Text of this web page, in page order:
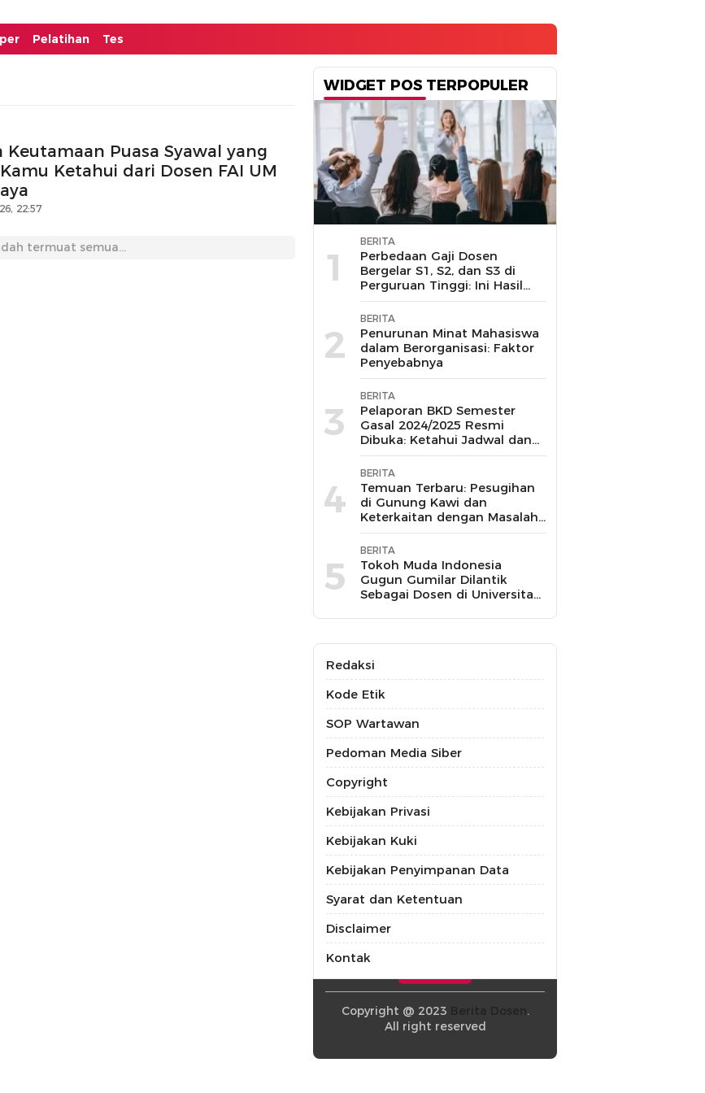
Pelatihan Tes
Keutamaan Puasa Syawal yang
Ketahui dari Dosen FAI UM
22:57
termuat semua...
WIDGET POS TERPOPULER
1
BERITA
Perbedaan Gaji Dosen
Bergelar S1, S2, dan S3 di
Perguruan Tinggi: Ini Hasil
Penelusuran
2
BERITA
Penurunan Minat Mahasiswa
dalam Berorganisasi: Faktor
Penyebabnya
3
BERITA
Pelaporan BKD Semester
Gasal 2024/2025 Resmi
Dibuka: Ketahui Jadwal dan
Prosesnya
4
BERITA
Temuan Terbaru: Pesugihan
di Gunung Kawi dan
Keterkaitan dengan Masalah
Kesehatan Mental
5
BERITA
Tokoh Muda Indonesia
Gugun Gumilar Dilantik
Sebagai Dosen di Universitas
Berbagai Mata Kuliah
Redaksi
Kode Etik
SOP Wartawan
Pedoman Media Siber
Copyright
Kebijakan Privasi
Kebijakan Kuki
Kebijakan Penyimpanan Data
Syarat dan Ketentuan
Disclaimer
Kontak
Copyright @ 2023
.
All right reserved